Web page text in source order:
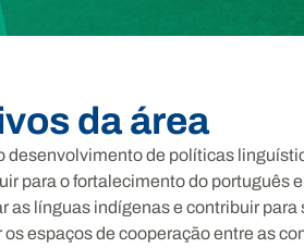
da área
desenvolvimento de políticas
para o fortalecimento do português
as línguas indígenas e contribuir para
os espaços de cooperação entre as